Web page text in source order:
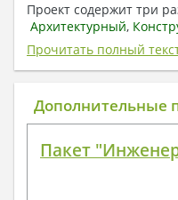
Проект содержит три
Архитектурный,
отопление, вентиляция,
электроснабжение
плату) + Пояснительная
1. Архитектурный
План
Поэтажные
Прочитать полный
Дополнительные
Пакет